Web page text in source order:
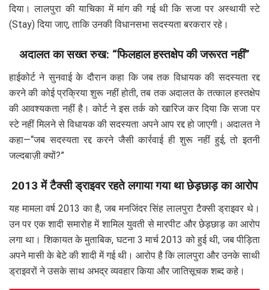
दिया। लालपुरा की याचिका में मांग की गई थी कि सजा पर अस्थायी स्टे
(Stay) दिया जाए, ताकि उनकी विधानसभा सदस्यता बरकरार रहे।
अदालत का सख्त रुख: “फिलहाल हस्तक्षेप की जरूरत नहीं”
हाईकोर्ट ने सुनवाई के दौरान कहा कि जब तक विधायक की सदस्यता रद्द
करने की कोई प्रक्रिया शुरू नहीं होती, तब तक अदालत के तत्काल हस्तक्षेप
की आवश्यकता नहीं है। कोर्ट ने इस तर्क को खारिज कर दिया कि सजा पर
स्टे नहीं मिलने से विधायक की सदस्यता अपने आप रद्द हो जाएगी। अदालत ने
कहा—“जब सदस्यता रद्द करने जैसी कार्रवाई ही शुरू नहीं हुई, तो इतनी
जल्दबाज़ी क्यों?”
2013 में टैक्सी ड्राइवर रहते लगाया गया था छेड़छाड़ का आरोप
यह मामला वर्ष 2013 का है, जब मनजिंदर सिंह लालपुरा टैक्सी ड्राइवर थे।
उन पर एक शादी समारोह में शामिल युवती से मारपीट और छेड़छाड़ का आरोप
लगा था। शिकायत के मुताबिक, घटना 3 मार्च 2013 को हुई थी, जब पीड़िता
अपने मासी के बेटे की शादी में गई थी। आरोप है कि लालपुरा और उनके साथी
ड्राइवरों ने उसके साथ अभद्र व्यवहार किया और जातिसूचक शब्द कहे।